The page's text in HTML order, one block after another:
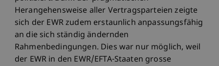
Herangehensweise aller Vertragsparteien zeigte
sich der EWR zudem erstaunlich anpassungsfähig
an die sich ständig ändernden
Rahmenbedingungen. Dies war nur möglich, weil
der EWR in den EWR/EFTA-Staaten grosse